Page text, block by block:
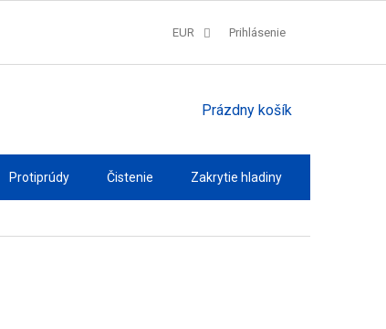
REKLAMAČNÝ PORIADOK
EUR Prihlásenie
NÁKUPNÝ
Prázdny košík
Protiprúdy Čistenie Zakrytie hladiny